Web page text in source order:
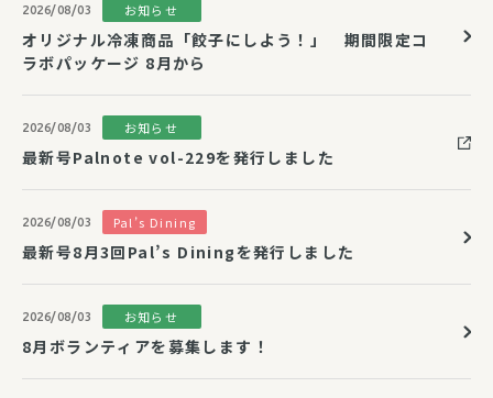
2026/08/03 お知らせ
オリジナル冷凍商品「餃子にしよう！」 期間限定コ
ラボパッケージ 8月から
2026/08/03 お知らせ
最新号Palnote vol-229を発行しました
2026/08/03 Pal’s Dining
最新号8月3回Pal’s Diningを発行しました
2026/08/03 お知らせ
8月ボランティアを募集します！